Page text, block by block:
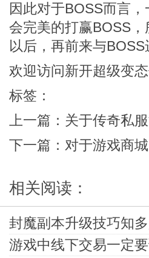
因此对于BOSS而言
会完美的打赢BOSS
以后，再前来与BOSS
欢迎访问新开超级变
标签：
上一篇： 关于传奇私
下一篇： 对于游戏商
相关阅读：
封魔副本升级技巧知
游戏中线下交易一定